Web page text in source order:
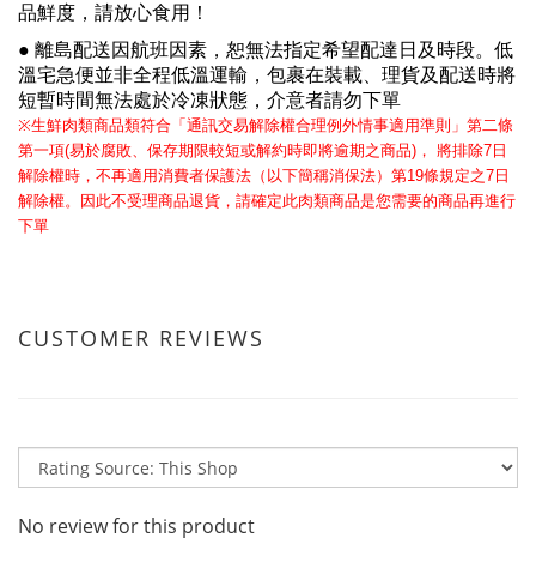
品鮮度，請放心食用！
● 離島配送因航班因素，恕無法指定希望配達日及時段。低
溫宅急便並非全程低溫運輸，包裹在裝載、理貨及配送時將
短暫時間無法處於冷凍狀態，介意者請勿下單
※生鮮肉類商品類符合「通訊交易解除權合理例外情事適用準則」第二條
第一項(易於腐敗、保存期限較短或解約時即將逾期之商品) ， 將排除7 日
解除權時，不再適用消費者保護法（以下簡稱消保法）第19條規定之7 日
解除權。因此不受理商品退貨，請確定此肉類商品是您需要的商品再進行
下單
CUSTOMER REVIEWS
No review for this product